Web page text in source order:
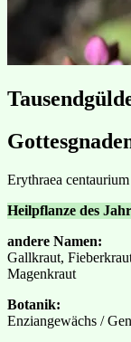
Erythraea
Heilpflanze des
andere Namen:
Gallkraut,
Magenkraut
Botanik:
Enziangewächs /